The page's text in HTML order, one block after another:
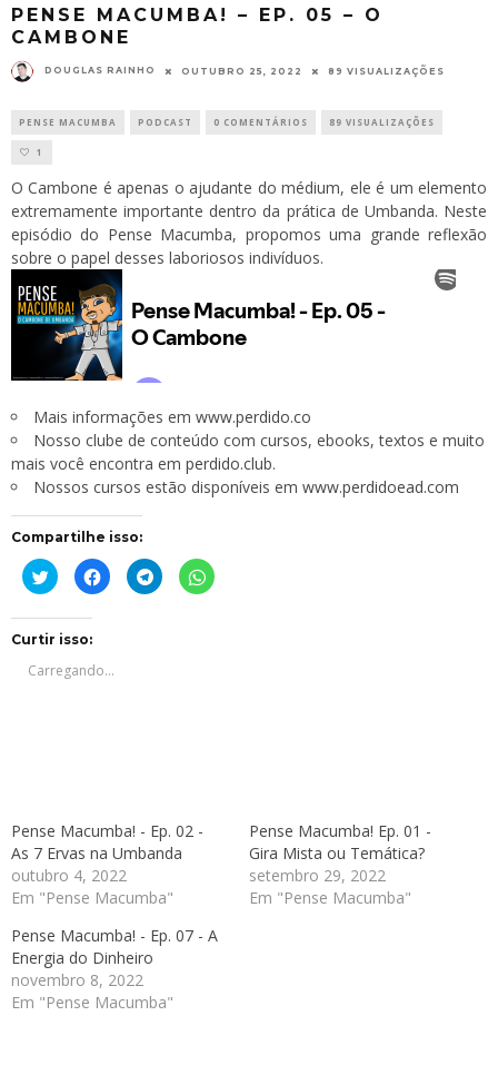
PENSE MACUMBA! – EP. 05 – O
CAMBONE
DOUGLAS RAINHO OUTUBRO 25, 2022 89 VISUALIZAÇÕES
PENSE MACUMBA PODCAST 0 COMENTÁRIOS 89 VISUALIZAÇÕES
1
O Cambone é apenas o ajudante do médium, ele é um elemento
extremamente importante dentro da prática de Umbanda. Neste
episódio do Pense Macumba, propomos uma grande reflexão
sobre o papel desses laboriosos indivíduos.
Mais informações em www.perdido.co
Nosso clube de conteúdo com cursos, ebooks, textos e muito
mais você encontra em perdido.club.
Nossos cursos estão disponíveis em www.perdidoead.com
Compartilhe isso:
Clique
para
compartilhar
em
janela)
Clique
para
compartilhar
janela)
Clique
para
compartilhar
Clique
para
Curtir isso:
Carregando...
Pense Macumba! - Ep. 02 -
As 7 Ervas na Umbanda
outubro 4, 2022
Em "Pense Macumba"
Pense Macumba! Ep. 01 -
Gira Mista ou Temática?
setembro 29, 2022
Em "Pense Macumba"
Pense Macumba! - Ep. 07 - A
Energia do Dinheiro
novembro 8, 2022
Em "Pense Macumba"